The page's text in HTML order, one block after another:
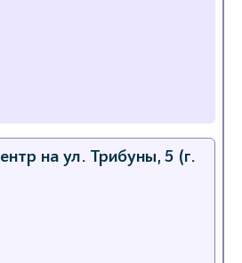
на ул. Трибуны, 5 (г.